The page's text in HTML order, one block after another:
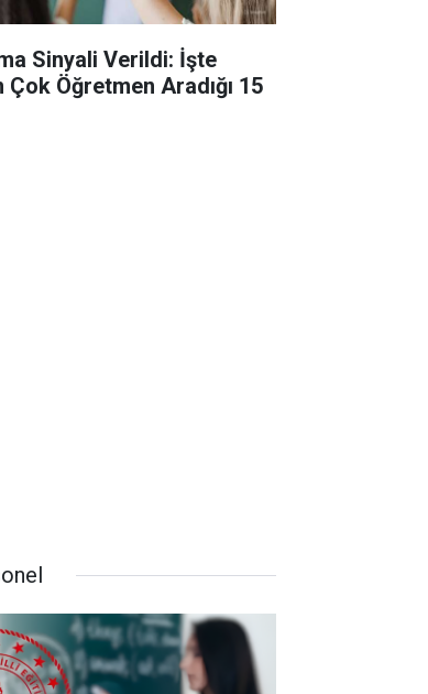
Sinyali Verildi: İşte
Çok Öğretmen Aradığı 15